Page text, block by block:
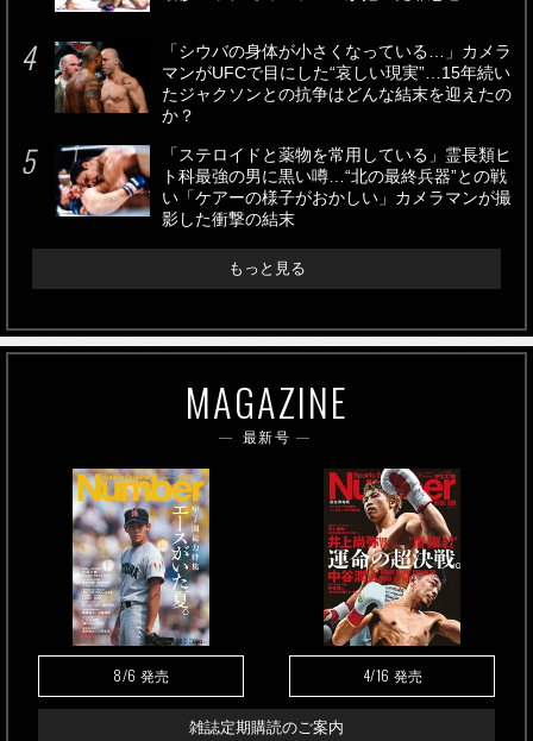
「シウバの身体が小さくなっている…」カメラ
マンがUFCで目にした“哀しい現実”…15年続い
たジャクソンとの抗争はどんな結末を迎えたの
か？
「ステロイドと薬物を常用している」霊長類ヒ
ト科最強の男に黒い噂…“北の最終兵器”との戦
い「ケアーの様子がおかしい」カメラマンが撮
影した衝撃の結末
もっと見る
MAGAZINE
最新号
8/6 発売 4/16 発売
雑誌定期購読のご案内